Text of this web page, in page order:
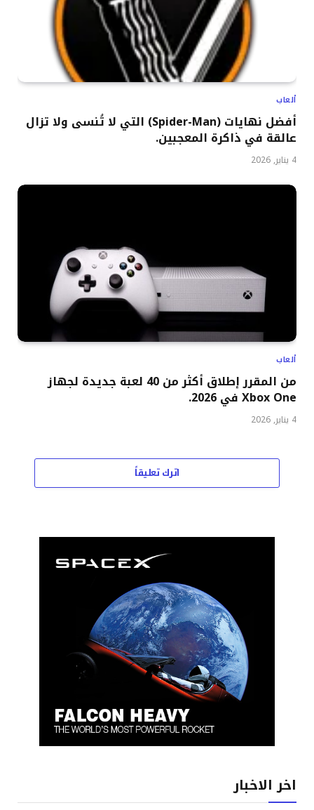
ألعاب
أفضل نهايات (Spider-Man) التي لا تُنسى ولا تزال
عالقة في ذاكرة المعجبين.
4 يناير, 2026
ألعاب
من المقرر إطلاق أكثر من 40 لعبة جديدة لجهاز
Xbox One في 2026.
4 يناير, 2026
اترك تعليقاً
اخر الاخبار